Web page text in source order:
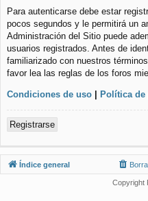
Para autenticarse debe estar
pocos segundos y le permitirá un
Administración del Sitio puede
usuarios registrados. Antes de
familiarizado con nuestros
favor lea las reglas de los foros
Condiciones de uso | Política de
Registrarse
Índice general
Copyright